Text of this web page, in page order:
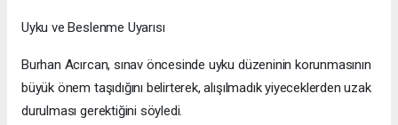
Uyku ve Beslenme Uyarısı
Burhan Acırcan, sınav öncesinde uyku düzeninin korunmasının
büyük önem taşıdığını belirterek, alışılmadık yiyeceklerden uzak
durulması gerektiğini söyledi.